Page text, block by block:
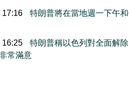
17:16
特朗普將在當地週一下午
16:25
特朗普稱以色列對全面解
常滿意